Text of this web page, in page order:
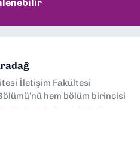
İletişim Fakültesi
hem bölüm birincisi
birincisi olarak bitirdim.
yüksek lisans eğitimimi